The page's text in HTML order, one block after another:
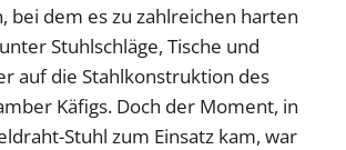
bei dem es zu zahlreichen harten
Stuhlschläge, Tische und
auf die Stahlkonstruktion des
Käfigs. Doch der Moment, in
Stuhl zum Einsatz kam, war